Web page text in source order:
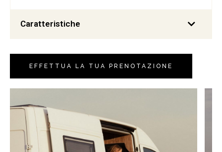
Caratteristiche
EFFETTUA LA TUA PRENOTAZIONE